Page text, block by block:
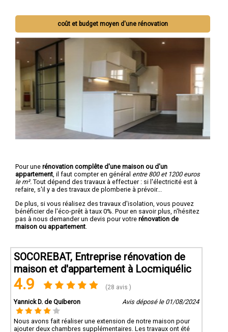
coût et budget moyen d'une rénovation
Pour une rénovation complête d'une maison ou d'un
appartement , il faut compter en général entre 800 et 1200 euros
le m². Tout dépend des travaux à effectuer : si l'électricité est à
refaire, s'il y a des travaux de plomberie à prévoir...
De plus, si vous réalisez des travaux d'isolation, vous pouvez
bénéficier de l'éco-prêt à taux 0%. Pour en savoir plus, n'hésitez
pas à nous demander un devis pour votre rénovation de
maison ou appartement
SOCOREBAT, Entreprise rénovation de
maison et d'appartement à Locmiquélic
4.9 (28 avis )
Yannick D. de Quiberon Avis déposé le 01/08/2024
Nous avons fait réaliser une extension de notre maison pour
ajouter deux chambres supplémentaires. Les travaux ont été